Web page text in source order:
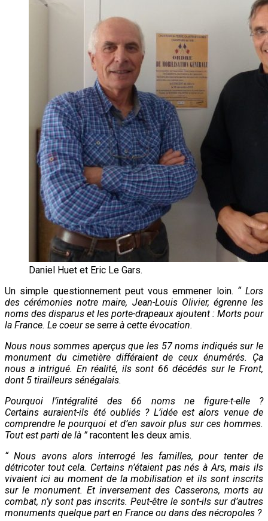
Daniel Huet et Eric Le Gars.
Un simple questionnement peut vous emmener loin. “ Lors
des cérémonies notre maire, Jean-Louis Olivier, égrenne les
noms des disparus et les porte-drapeaux ajoutent : Morts pour
la France. Le coeur se serre à cette évocation.
Nous nous sommes aperçus que les 57 noms indiqués sur le
monument du cimetière différaient de ceux énumérés. Ça
nous a intrigué. En réalité, ils sont 66 décédés sur le Front,
dont 5 tirailleurs sénégalais.
Pourquoi l’intégralité des 66 noms ne figure-t-elle ?
Certains auraient-ils été oubliés ? L’idée est alors venue de
comprendre le pourquoi et d’en savoir plus sur ces hommes.
Tout est parti de là ”racontent les deux amis.
“ Nous avons alors interrogé les familles, pour tenter de
détricoter tout cela. Certains n’étaient pas nés à Ars, mais ils
vivaient ici au moment de la mobilisation et ils sont inscrits
sur le monument. Et inversement des Casserons, morts au
combat, n’y sont pas inscrits. Peut-être le sont-ils sur d’autres
monuments quelque part en France ou dans des nécropoles ?